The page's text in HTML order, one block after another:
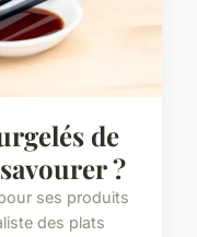
de
?
ses produits
des plats